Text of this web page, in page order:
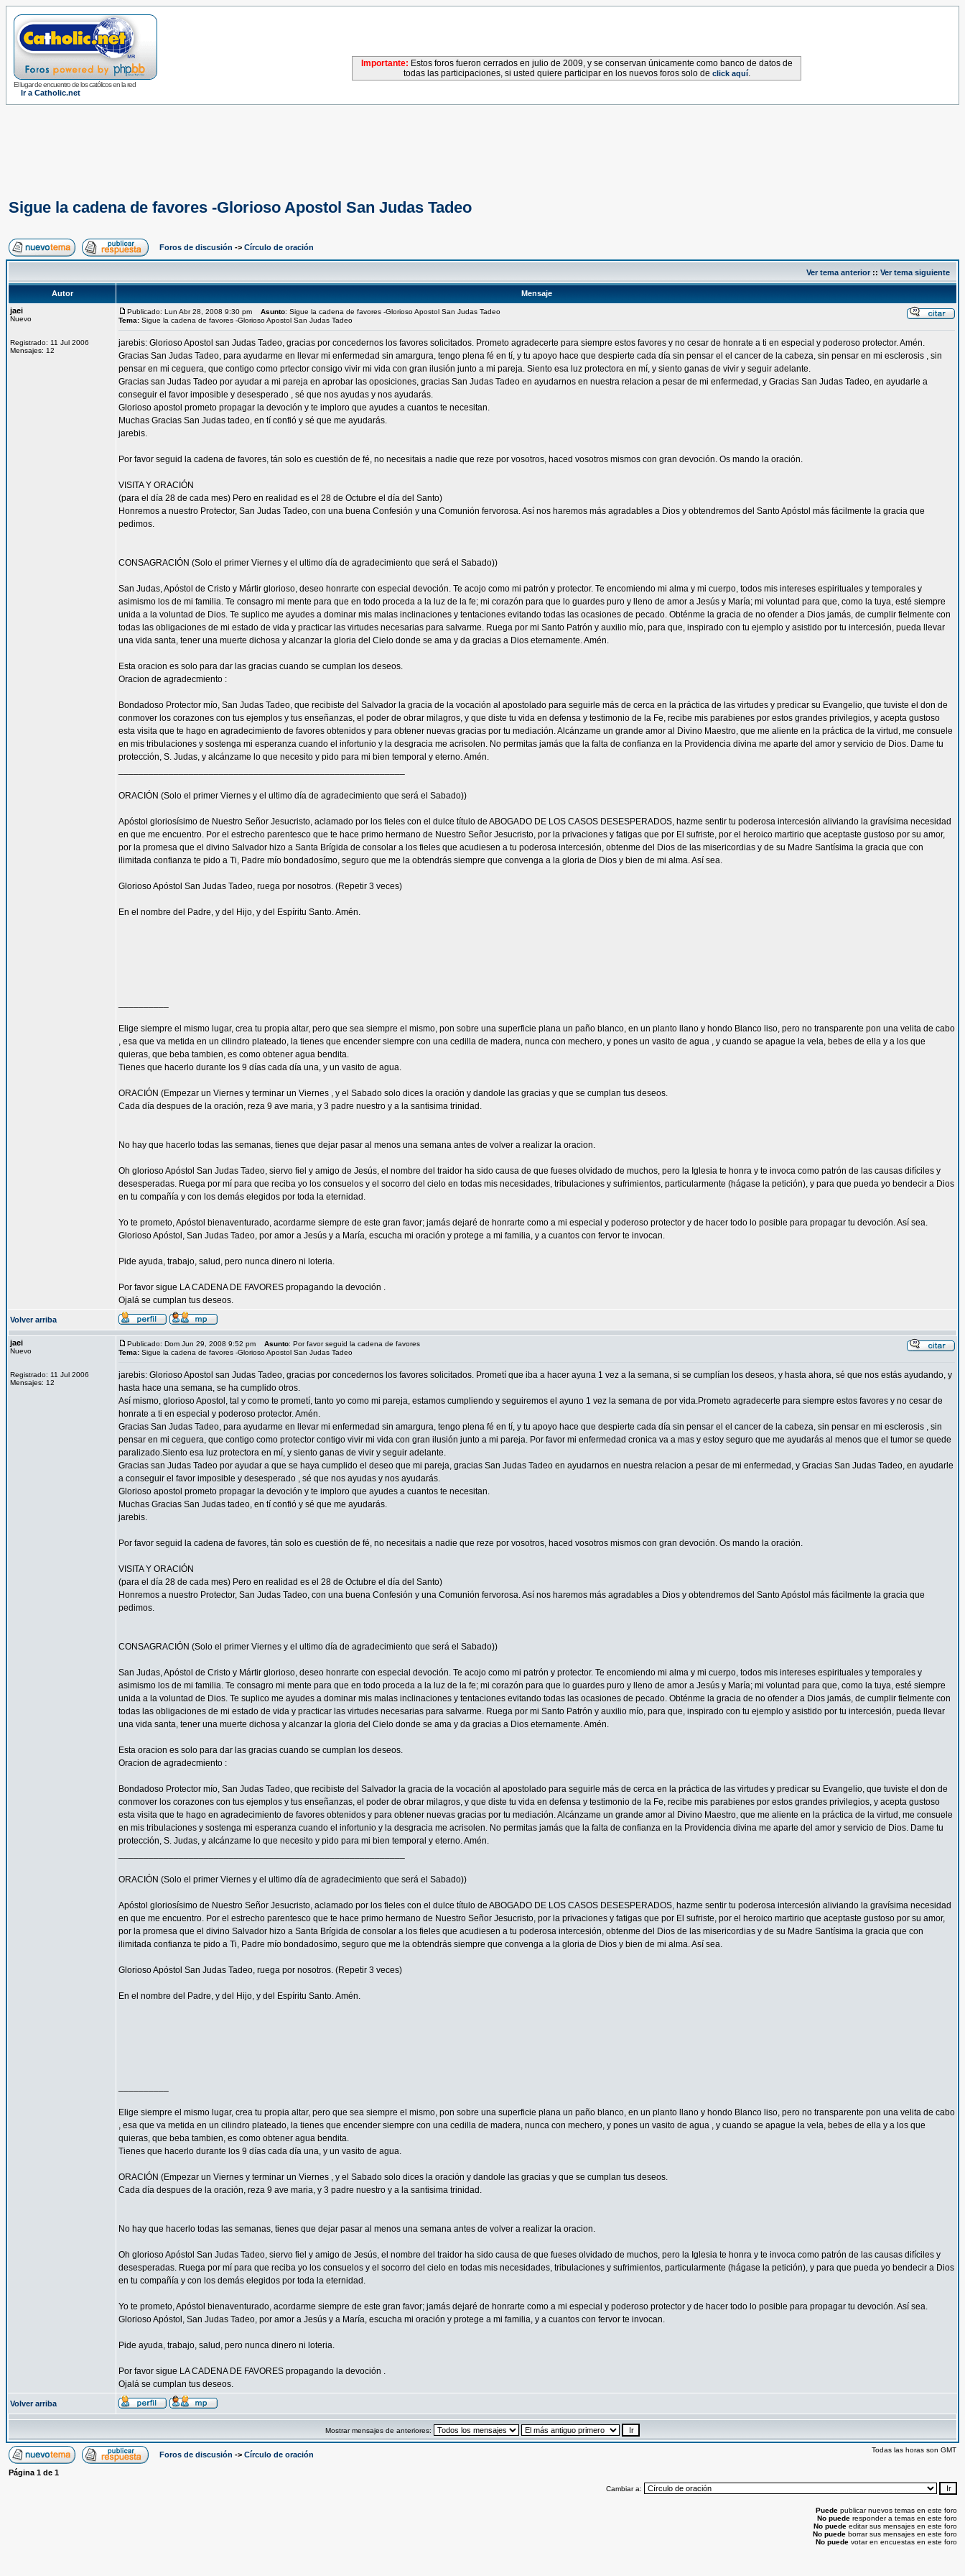
El lugar de encuentro de los católicos en la red
Ir a Catholic.net
Importante: Estos foros fueron cerrados en julio de 2009, y se conservan únicamente como banco de datos de
todas las participaciones, si usted quiere participar en los nuevos foros solo de click aquí.
Sigue la cadena de favores -Glorioso Apostol San Judas Tadeo
Foros de discusión -> Círculo de oración
Ver tema anterior:: Ver tema siguiente
Autor
Mensaje
jaei
Nuevo
Registrado: 11 Jul 2006
Mensajes: 12
Publicado: Lun Abr 28, 2008 9:30 pm Asunto: Sigue la cadena de favores -Glorioso Apostol San Judas Tadeo
Tema: Sigue la cadena de favores -Glorioso Apostol San Judas Tadeo
jarebis: Glorioso Apostol san Judas Tadeo, gracias por concedernos los favores solicitados. Prometo agradecerte para siempre estos favores y no cesar de honrate a ti en especial y poderoso protector. Amén.
Gracias San Judas Tadeo, para ayudarme en llevar mi enfermedad sin amargura, tengo plena fé en tí, y tu apoyo hace que despierte cada día sin pensar el el cancer de la cabeza, sin pensar en mi esclerosis , sin
pensar en mi ceguera, que contigo como prtector consigo vivir mi vida con gran ilusión junto a mi pareja. Siento esa luz protectora en mí, y siento ganas de vivir y seguir adelante.
Gracias san Judas Tadeo por ayudar a mi pareja en aprobar las oposiciones, gracias San Judas Tadeo en ayudarnos en nuestra relacion a pesar de mi enfermedad, y Gracias San Judas Tadeo, en ayudarle a
conseguir el favor imposible y desesperado , sé que nos ayudas y nos ayudarás.
Glorioso apostol prometo propagar la devoción y te imploro que ayudes a cuantos te necesitan.
Muchas Gracias San Judas tadeo, en tí confió y sé que me ayudarás.
jarebis.
Por favor seguid la cadena de favores, tán solo es cuestión de fé, no necesitais a nadie que reze por vosotros, haced vosotros mismos con gran devoción. Os mando la oración.
VISITA Y ORACIÓN
(para el día 28 de cada mes) Pero en realidad es el 28 de Octubre el día del Santo)
Honremos a nuestro Protector, San Judas Tadeo, con una buena Confesión y una Comunión fervorosa. Así nos haremos más agradables a Dios y obtendremos del Santo Apóstol más fácilmente la gracia que
pedimos.
CONSAGRACIÓN (Solo el primer Viernes y el ultimo día de agradecimiento que será el Sabado))
San Judas, Apóstol de Cristo y Mártir glorioso, deseo honrarte con especial devoción. Te acojo como mi patrón y protector. Te encomiendo mi alma y mi cuerpo, todos mis intereses espirituales y temporales y
asimismo los de mi familia. Te consagro mi mente para que en todo proceda a la luz de la fe; mi corazón para que lo guardes puro y lleno de amor a Jesús y María; mi voluntad para que, como la tuya, esté siempre
unida a la voluntad de Dios. Te suplico me ayudes a dominar mis malas inclinaciones y tentaciones evitando todas las ocasiones de pecado. Obténme la gracia de no ofender a Dios jamás, de cumplir fielmente con
todas las obligaciones de mi estado de vida y practicar las virtudes necesarias para salvarme. Ruega por mi Santo Patrón y auxilio mío, para que, inspirado con tu ejemplo y asistido por tu intercesión, pueda llevar
una vida santa, tener una muerte dichosa y alcanzar la gloria del Cielo donde se ama y da gracias a Dios eternamente. Amén.
Esta oracion es solo para dar las gracias cuando se cumplan los deseos.
Oracion de agradecmiento :
Bondadoso Protector mío, San Judas Tadeo, que recibiste del Salvador la gracia de la vocación al apostolado para seguirle más de cerca en la práctica de las virtudes y predicar su Evangelio, que tuviste el don de
conmover los corazones con tus ejemplos y tus enseñanzas, el poder de obrar milagros, y que diste tu vida en defensa y testimonio de la Fe, recibe mis parabienes por estos grandes privilegios, y acepta gustoso
esta visita que te hago en agradecimiento de favores obtenidos y para obtener nuevas gracias por tu mediación. Alcánzame un grande amor al Divino Maestro, que me aliente en la práctica de la virtud, me consuele
en mis tribulaciones y sostenga mi esperanza cuando el infortunio y la desgracia me acrisolen. No permitas jamás que la falta de confianza en la Providencia divina me aparte del amor y servicio de Dios. Dame tu
protección, S. Judas, y alcánzame lo que necesito y pido para mi bien temporal y eterno. Amén.
ORACIÓN (Solo el primer Viernes y el ultimo día de agradecimiento que será el Sabado))
Apóstol gloriosísimo de Nuestro Señor Jesucristo, aclamado por los fieles con el dulce título de ABOGADO DE LOS CASOS DESESPERADOS, hazme sentir tu poderosa intercesión aliviando la gravísima necesidad
en que me encuentro. Por el estrecho parentesco que te hace primo hermano de Nuestro Señor Jesucristo, por la privaciones y fatigas que por El sufriste, por el heroico martirio que aceptaste gustoso por su amor,
por la promesa que el divino Salvador hizo a Santa Brígida de consolar a los fieles que acudiesen a tu poderosa intercesión, obtenme del Dios de las misericordias y de su Madre Santísima la gracia que con
ilimitada confianza te pido a Ti, Padre mío bondadosímo, seguro que me la obtendrás siempre que convenga a la gloria de Dios y bien de mi alma. Así sea.
Glorioso Apóstol San Judas Tadeo, ruega por nosotros. (Repetir 3 veces)
En el nombre del Padre, y del Hijo, y del Espíritu Santo. Amén.
Elige siempre el mismo lugar, crea tu propia altar, pero que sea siempre el mismo, pon sobre una superficie plana un paño blanco, en un planto llano y hondo Blanco liso, pero no transparente pon una velita de cabo
, esa que va metida en un cilindro plateado, la tienes que encender siempre con una cedilla de madera, nunca con mechero, y pones un vasito de agua , y cuando se apague la vela, bebes de ella y a los que
quieras, que beba tambien, es como obtener agua bendita.
Tienes que hacerlo durante los 9 días cada día una, y un vasito de agua.
ORACIÓN (Empezar un Viernes y terminar un Viernes , y el Sabado solo dices la oración y dandole las gracias y que se cumplan tus deseos.
Cada día despues de la oración, reza 9 ave maria, y 3 padre nuestro y a la santisima trinidad.
No hay que hacerlo todas las semanas, tienes que dejar pasar al menos una semana antes de volver a realizar la oracion.
Oh glorioso Apóstol San Judas Tadeo, siervo fiel y amigo de Jesús, el nombre del traidor ha sido causa de que fueses olvidado de muchos, pero la Iglesia te honra y te invoca como patrón de las causas difíciles y
desesperadas. Ruega por mí para que reciba yo los consuelos y el socorro del cielo en todas mis necesidades, tribulaciones y sufrimientos, particularmente (hágase la petición), y para que pueda yo bendecir a Dios
en tu compañía y con los demás elegidos por toda la eternidad.
Yo te prometo, Apóstol bienaventurado, acordarme siempre de este gran favor; jamás dejaré de honrarte como a mi especial y poderoso protector y de hacer todo lo posible para propagar tu devoción. Así sea.
Glorioso Apóstol, San Judas Tadeo, por amor a Jesús y a María, escucha mi oración y protege a mi familia, y a cuantos con fervor te invocan.
Pide ayuda, trabajo, salud, pero nunca dinero ni loteria.
Por favor sigue LA CADENA DE FAVORES propagando la devoción .
Ojalá se cumplan tus deseos.
Volver arriba
jaei
Nuevo
Registrado: 11 Jul 2006
Mensajes: 12
Publicado: Dom Jun 29, 2008 9:52 pm Asunto: Por favor seguid la cadena de favores
Tema: Sigue la cadena de favores -Glorioso Apostol San Judas Tadeo
jarebis: Glorioso Apostol san Judas Tadeo, gracias por concedernos los favores solicitados. Prometí que iba a hacer ayuna 1 vez a la semana, si se cumplían los deseos, y hasta ahora, sé que nos estás ayudando, y
hasta hace una semana, se ha cumplido otros.
Así mismo, glorioso Apostol, tal y como te prometí, tanto yo como mi pareja, estamos cumpliendo y seguiremos el ayuno 1 vez la semana de por vida.Prometo agradecerte para siempre estos favores y no cesar de
honrate a ti en especial y poderoso protector. Amén.
Gracias San Judas Tadeo, para ayudarme en llevar mi enfermedad sin amargura, tengo plena fé en tí, y tu apoyo hace que despierte cada día sin pensar el el cancer de la cabeza, sin pensar en mi esclerosis , sin
pensar en mi ceguera, que contigo como protector contigo vivir mi vida con gran ilusión junto a mi pareja. Por favor mi enfermedad cronica va a mas y estoy seguro que me ayudarás al menos que el tumor se quede
paralizado.Siento esa luz protectora en mí, y siento ganas de vivir y seguir adelante.
Gracias san Judas Tadeo por ayudar a que se haya cumplido el deseo que mi pareja, gracias San Judas Tadeo en ayudarnos en nuestra relacion a pesar de mi enfermedad, y Gracias San Judas Tadeo, en ayudarle
a conseguir el favor imposible y desesperado , sé que nos ayudas y nos ayudarás.
Glorioso apostol prometo propagar la devoción y te imploro que ayudes a cuantos te necesitan.
Muchas Gracias San Judas tadeo, en tí confió y sé que me ayudarás.
jarebis.
Por favor seguid la cadena de favores, tán solo es cuestión de fé, no necesitais a nadie que reze por vosotros, haced vosotros mismos con gran devoción. Os mando la oración.
VISITA Y ORACIÓN
(para el día 28 de cada mes) Pero en realidad es el 28 de Octubre el día del Santo)
Honremos a nuestro Protector, San Judas Tadeo, con una buena Confesión y una Comunión fervorosa. Así nos haremos más agradables a Dios y obtendremos del Santo Apóstol más fácilmente la gracia que
pedimos.
CONSAGRACIÓN (Solo el primer Viernes y el ultimo día de agradecimiento que será el Sabado))
San Judas, Apóstol de Cristo y Mártir glorioso, deseo honrarte con especial devoción. Te acojo como mi patrón y protector. Te encomiendo mi alma y mi cuerpo, todos mis intereses espirituales y temporales y
asimismo los de mi familia. Te consagro mi mente para que en todo proceda a la luz de la fe; mi corazón para que lo guardes puro y lleno de amor a Jesús y María; mi voluntad para que, como la tuya, esté siempre
unida a la voluntad de Dios. Te suplico me ayudes a dominar mis malas inclinaciones y tentaciones evitando todas las ocasiones de pecado. Obténme la gracia de no ofender a Dios jamás, de cumplir fielmente con
todas las obligaciones de mi estado de vida y practicar las virtudes necesarias para salvarme. Ruega por mi Santo Patrón y auxilio mío, para que, inspirado con tu ejemplo y asistido por tu intercesión, pueda llevar
una vida santa, tener una muerte dichosa y alcanzar la gloria del Cielo donde se ama y da gracias a Dios eternamente. Amén.
Esta oracion es solo para dar las gracias cuando se cumplan los deseos.
Oracion de agradecmiento :
Bondadoso Protector mío, San Judas Tadeo, que recibiste del Salvador la gracia de la vocación al apostolado para seguirle más de cerca en la práctica de las virtudes y predicar su Evangelio, que tuviste el don de
conmover los corazones con tus ejemplos y tus enseñanzas, el poder de obrar milagros, y que diste tu vida en defensa y testimonio de la Fe, recibe mis parabienes por estos grandes privilegios, y acepta gustoso
esta visita que te hago en agradecimiento de favores obtenidos y para obtener nuevas gracias por tu mediación. Alcánzame un grande amor al Divino Maestro, que me aliente en la práctica de la virtud, me consuele
en mis tribulaciones y sostenga mi esperanza cuando el infortunio y la desgracia me acrisolen. No permitas jamás que la falta de confianza en la Providencia divina me aparte del amor y servicio de Dios. Dame tu
protección, S. Judas, y alcánzame lo que necesito y pido para mi bien temporal y eterno. Amén.
ORACIÓN (Solo el primer Viernes y el ultimo día de agradecimiento que será el Sabado))
Apóstol gloriosísimo de Nuestro Señor Jesucristo, aclamado por los fieles con el dulce título de ABOGADO DE LOS CASOS DESESPERADOS, hazme sentir tu poderosa intercesión aliviando la gravísima necesidad
en que me encuentro. Por el estrecho parentesco que te hace primo hermano de Nuestro Señor Jesucristo, por la privaciones y fatigas que por El sufriste, por el heroico martirio que aceptaste gustoso por su amor,
por la promesa que el divino Salvador hizo a Santa Brígida de consolar a los fieles que acudiesen a tu poderosa intercesión, obtenme del Dios de las misericordias y de su Madre Santísima la gracia que con
ilimitada confianza te pido a Ti, Padre mío bondadosímo, seguro que me la obtendrás siempre que convenga a la gloria de Dios y bien de mi alma. Así sea.
Glorioso Apóstol San Judas Tadeo, ruega por nosotros. (Repetir 3 veces)
En el nombre del Padre, y del Hijo, y del Espíritu Santo. Amén.
Elige siempre el mismo lugar, crea tu propia altar, pero que sea siempre el mismo, pon sobre una superficie plana un paño blanco, en un planto llano y hondo Blanco liso, pero no transparente pon una velita de cabo
, esa que va metida en un cilindro plateado, la tienes que encender siempre con una cedilla de madera, nunca con mechero, y pones un vasito de agua , y cuando se apague la vela, bebes de ella y a los que
quieras, que beba tambien, es como obtener agua bendita.
Tienes que hacerlo durante los 9 días cada día una, y un vasito de agua.
ORACIÓN (Empezar un Viernes y terminar un Viernes , y el Sabado solo dices la oración y dandole las gracias y que se cumplan tus deseos.
Cada día despues de la oración, reza 9 ave maria, y 3 padre nuestro y a la santisima trinidad.
No hay que hacerlo todas las semanas, tienes que dejar pasar al menos una semana antes de volver a realizar la oracion.
Oh glorioso Apóstol San Judas Tadeo, siervo fiel y amigo de Jesús, el nombre del traidor ha sido causa de que fueses olvidado de muchos, pero la Iglesia te honra y te invoca como patrón de las causas difíciles y
desesperadas. Ruega por mí para que reciba yo los consuelos y el socorro del cielo en todas mis necesidades, tribulaciones y sufrimientos, particularmente (hágase la petición), y para que pueda yo bendecir a Dios
en tu compañía y con los demás elegidos por toda la eternidad.
Yo te prometo, Apóstol bienaventurado, acordarme siempre de este gran favor; jamás dejaré de honrarte como a mi especial y poderoso protector y de hacer todo lo posible para propagar tu devoción. Así sea.
Glorioso Apóstol, San Judas Tadeo, por amor a Jesús y a María, escucha mi oración y protege a mi familia, y a cuantos con fervor te invocan.
Pide ayuda, trabajo, salud, pero nunca dinero ni loteria.
Por favor sigue LA CADENA DE FAVORES propagando la devoción .
Ojalá se cumplan tus deseos.
Volver arriba
Mostrar mensajes de anteriores:
Foros de discusión -> Círculo de oración
Todas las horas son GMT
Página 1 de 1
Cambiar a:
Puede publicar nuevos temas en este foro
No puede responder a temas en este foro
No puede editar sus mensajes en este foro
No puede borrar sus mensajes en este foro
No puede votar en encuestas en este foro